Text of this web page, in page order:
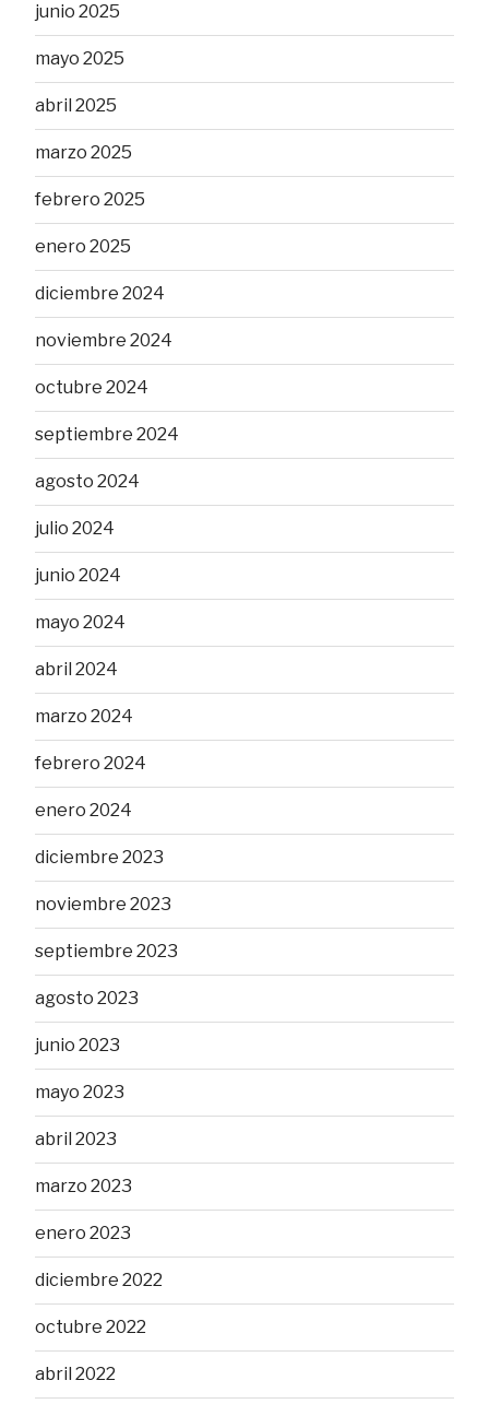
junio 2025
mayo 2025
abril 2025
marzo 2025
febrero 2025
enero 2025
diciembre 2024
noviembre 2024
octubre 2024
septiembre 2024
agosto 2024
julio 2024
junio 2024
mayo 2024
abril 2024
marzo 2024
febrero 2024
enero 2024
diciembre 2023
noviembre 2023
septiembre 2023
agosto 2023
junio 2023
mayo 2023
abril 2023
marzo 2023
enero 2023
diciembre 2022
octubre 2022
abril 2022